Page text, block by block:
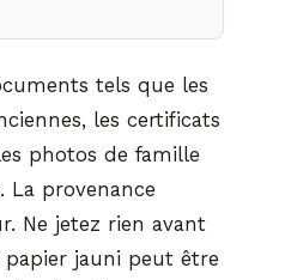
tels que les
les certificats
photos de famille
La provenance
Ne jetez rien avant
jauni peut être